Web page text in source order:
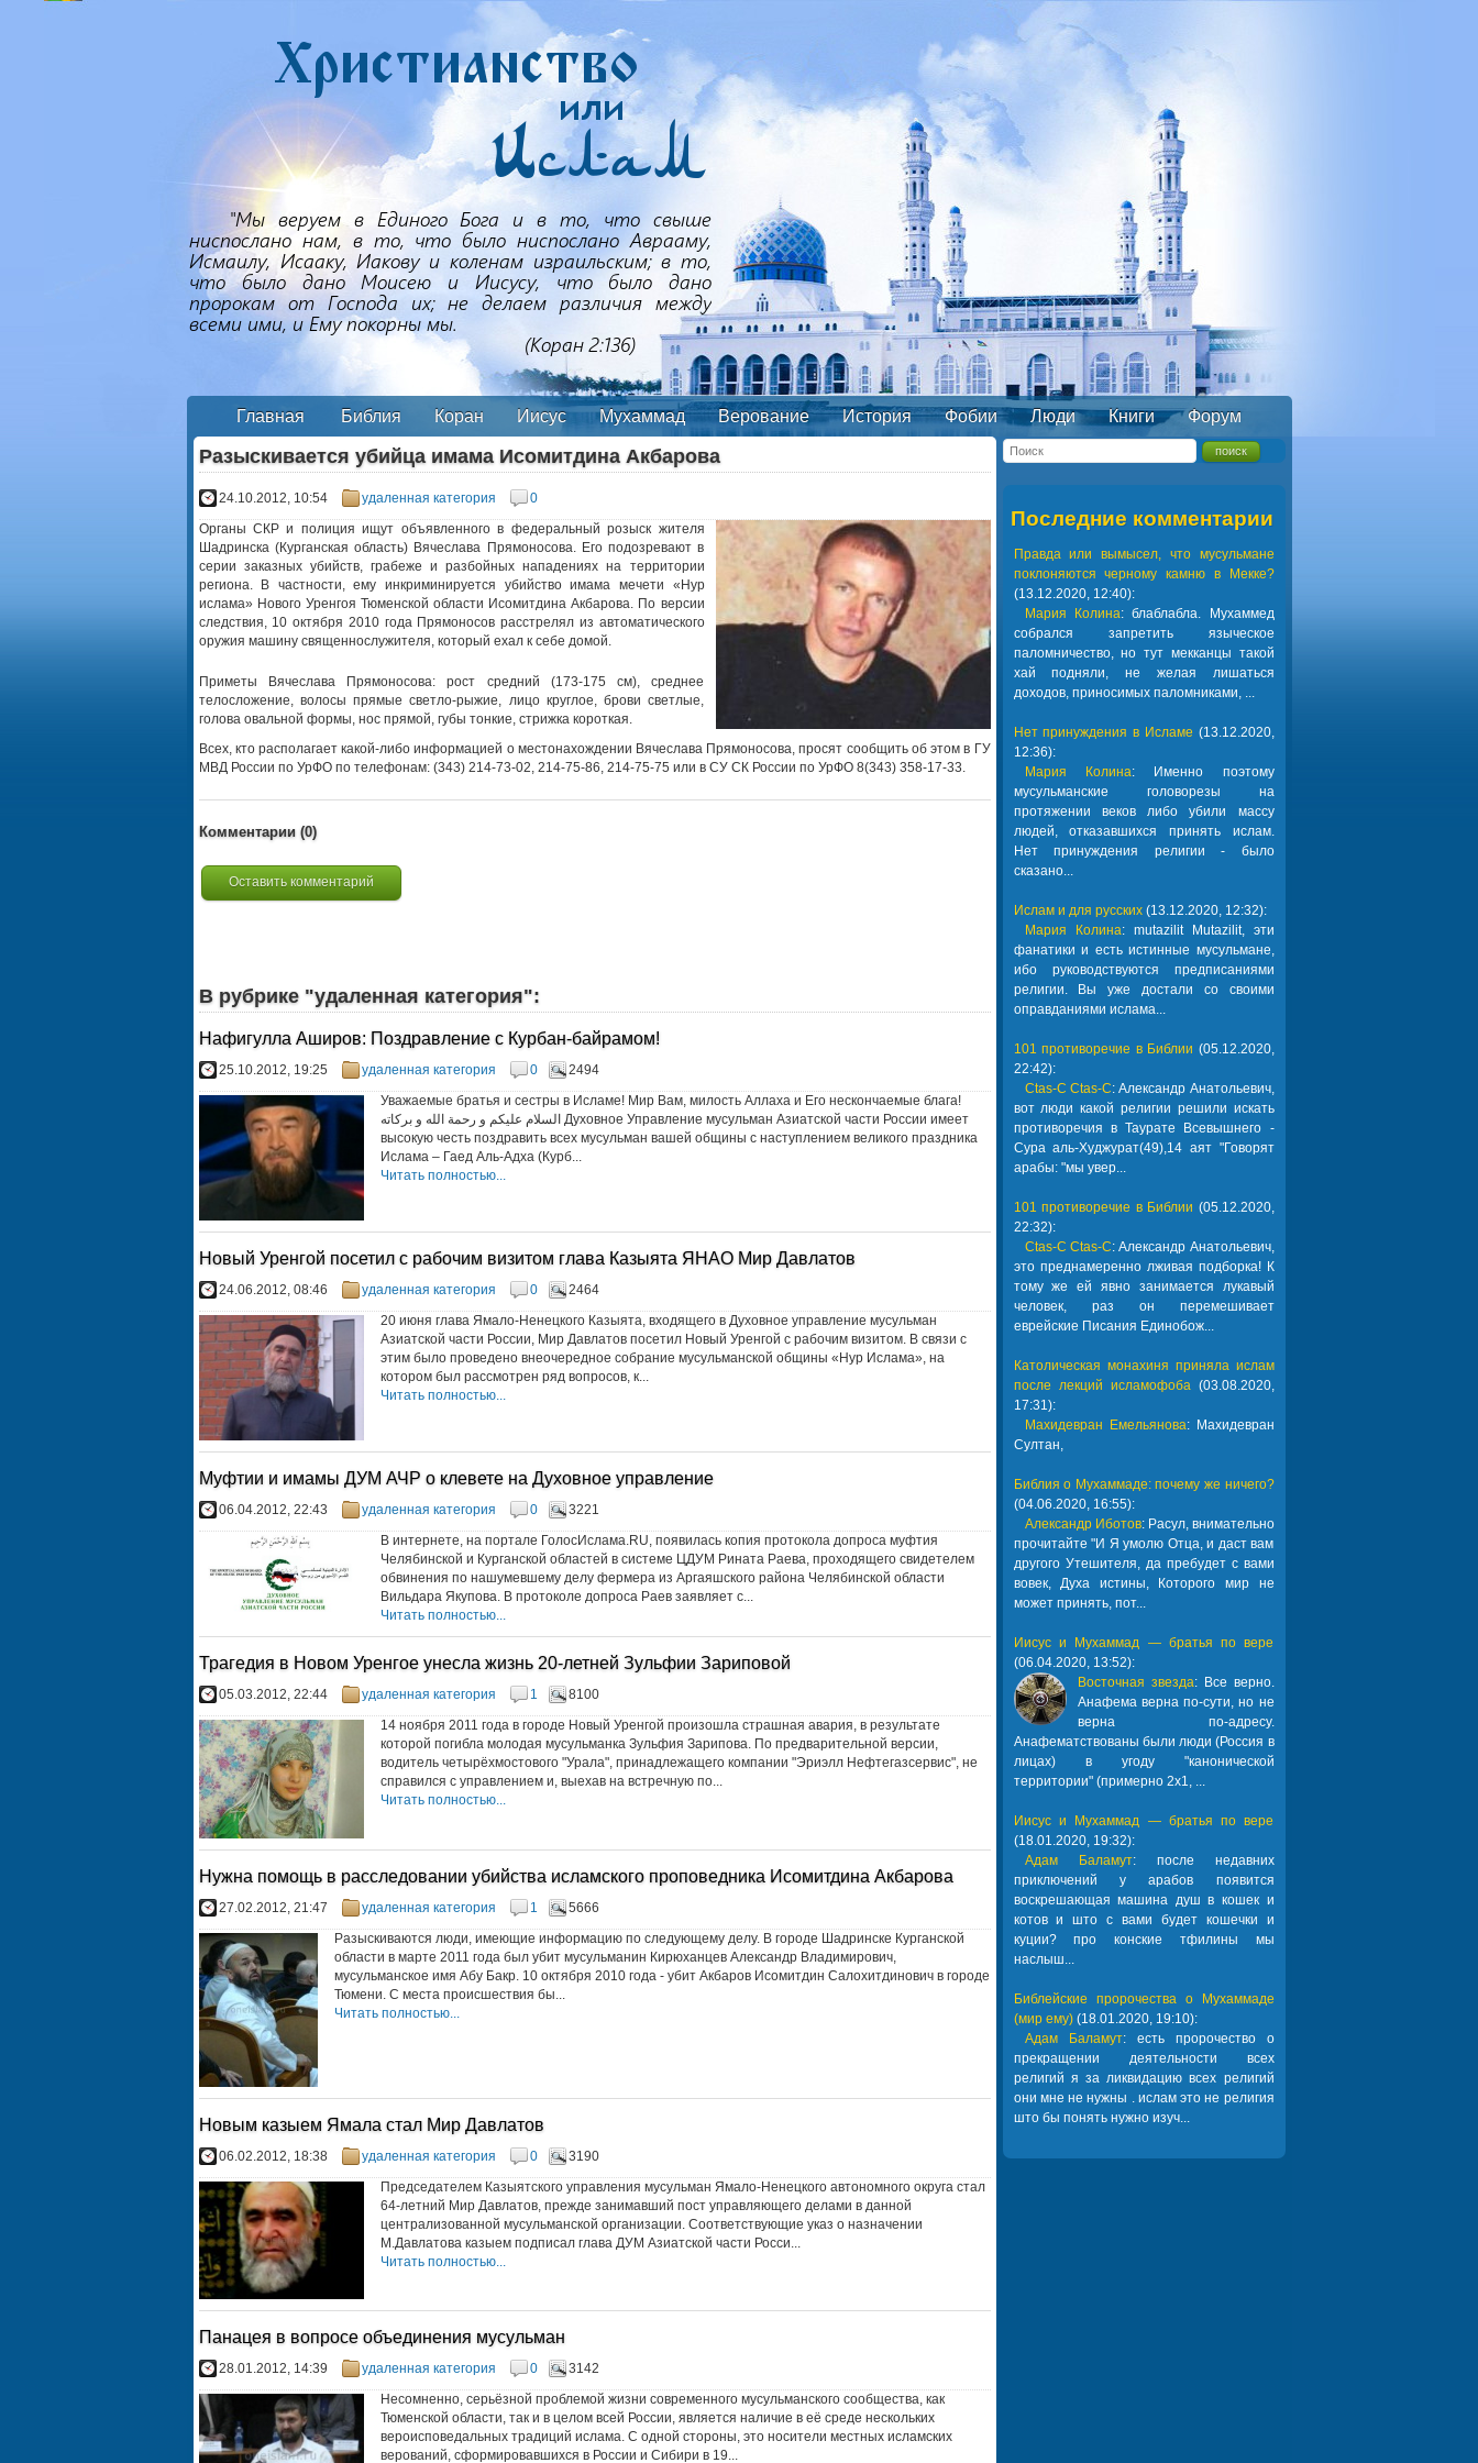
Главная Библия Коран Иисус Мухаммад Верование История Фобии Люди Книги Форум
Разыскивается убийца имама Исомитдина Акбарова
24.10.2012, 10:54 удаленная категория
0
Органы СКР и полиция ищут объявленного в федеральный розыск жителя
Шадринска (Курганская область) Вячеслава Прямоносова. Его подозревают в
серии заказных убийств, грабеже и разбойных нападениях на территории
региона. В частности, ему инкриминируется убийство имама мечети «Нур
ислама» Нового Уренгоя Тюменской области Исомитдина Акбарова. По версии
следствия, 10 октября 2010 года Прямоносов расстрелял из автоматического
оружия машину священнослужителя, который ехал к себе домой.
Приметы Вячеслава Прямоносова: рост средний (173-175 см), среднее
телосложение, волосы прямые светло-рыжие, лицо круглое, брови светлые,
голова овальной формы, нос прямой, губы тонкие, стрижка короткая.
Всех, кто располагает какой-либо информацией о местонахождении Вячеслава Прямоносова, просят сообщить об этом в ГУ
МВД России по УрФО по телефонам: (343) 214-73-02, 214-75-86, 214-75-75 или в СУ СК России по УрФО 8(343) 358-17-33.
Комментарии (0)
Оставить комментарий
В рубрике "удаленная категория":
Нафигулла Аширов: Поздравление с Курбан-байрамом!
25.10.2012, 19:25 удаленная категория 0
2494
Уважаемые братья и сестры в Исламе! Мир Вам, милость Аллаха и Его нескончаемые блага!
السلام عليكم و رحمة الله و بركاته Духовное Управление мусульман Азиатской части России имеет
высокую честь поздравить всех мусульман вашей общины с наступлением великого праздника
Ислама – Гаед Аль-Адха (Курб...
Читать полностью...
Новый Уренгой посетил с рабочим визитом глава Казыята ЯНАО Мир Давлатов
24.06.2012, 08:46 удаленная категория 0
2464
20 июня глава Ямало-Ненецкого Казыята, входящего в Духовное управление мусульман
Азиатской части России, Мир Давлатов посетил Новый Уренгой с рабочим визитом. В связи с
этим было проведено внеочередное собрание мусульманской общины «Нур Ислама», на
котором был рассмотрен ряд вопросов, к...
Читать полностью...
Муфтии и имамы ДУМ АЧР о клевете на Духовное управление
06.04.2012, 22:43 удаленная категория 0
3221
В интернете, на портале ГолосИслама.RU, появилась копия протокола допроса муфтия
Челябинской и Курганской областей в системе ЦДУМ Рината Раева, проходящего свидетелем
обвинения по нашумевшему делу фермера из Аргаяшского района Челябинской области
Вильдара Якупова. В протоколе допроса Раев заявляет с...
Читать полностью...
Трагедия в Новом Уренгое унесла жизнь 20-летней Зульфии Зариповой
05.03.2012, 22:44 удаленная категория 1
8100
14 ноября 2011 года в городе Новый Уренгой произошла страшная авария, в результате
которой погибла молодая мусульманка Зульфия Зарипова. По предварительной версии,
водитель четырёхмостового "Урала", принадлежащего компании "Эриэлл Нефтегазсервис", не
справился с управлением и, выехав на встречную по...
Читать полностью...
Нужна помощь в расследовании убийства исламского проповедника Исомитдина Акбарова
27.02.2012, 21:47 удаленная категория 1
5666
Разыскиваются люди, имеющие информацию по следующему делу. В городе Шадринске Курганской
области в марте 2011 года был убит мусульманин Кирюханцев Александр Владимирович,
мусульманское имя Абу Бакр. 10 октября 2010 года - убит Акбаров Исомитдин Салохитдинович в городе
Тюмени. С места происшествия бы...
Читать полностью...
Новым казыем Ямала стал Мир Давлатов
06.02.2012, 18:38 удаленная категория 0
3190
Председателем Казыятского управления мусульман Ямало-Ненецкого автономного округа стал
64-летний Мир Давлатов, прежде занимавший пост управляющего делами в данной
централизованной мусульманской организации. Соответствующие указ о назначении
М.Давлатова казыем подписал глава ДУМ Азиатской части Росси...
Читать полностью...
Панацея в вопросе объединения мусульман
28.01.2012, 14:39 удаленная категория 0
3142
Несомненно, серьёзной проблемой жизни современного мусульманского сообщества, как
Тюменской области, так и в целом всей России, является наличие в её среде нескольких
вероисповедальных традиций ислама. С одной стороны, это носители местных исламских
верований, сформировавшихся в России и Сибири в 19...
Последние комментарии
Правда или вымысел, что мусульмане
поклоняются черному камню в Мекке?
(13.12.2020, 12:40):
Мария Колина: блаблабла. Мухаммед
собрался запретить языческое
паломничество, но тут мекканцы такой
хай подняли, не желая лишаться
доходов, приносимых паломниками, ...
Нет принуждения в Исламе (13.12.2020,
12:36):
Мария Колина: Именно поэтому
мусульманские головорезы на
протяжении веков либо убили массу
людей, отказавшихся принять ислам.
Нет принуждения религии - было
сказано...
Ислам и для русских(13.12.2020, 12:32):
Мария Колина: mutazilit Mutazilit, эти
фанатики и есть истинные мусульмане,
ибо руководствуются предписаниями
религии. Вы уже достали со своими
оправданиями ислама...
101 противоречие в Библии (05.12.2020,
22:42):
Ctas-C Ctas-C: Александр Анатольевич,
вот люди какой религии решили искать
противоречия в Таурате Всевышнего -
Сура аль-Худжурат(49),14 аят "Говорят
арабы: "мы увер...
101 противоречие в Библии (05.12.2020,
22:32):
Ctas-C Ctas-C: Александр Анатольевич,
это преднамеренно лживая подборка! К
тому же ей явно занимается лукавый
человек, раз он перемешивает
еврейские Писания Единобож...
Католическая монахиня приняла ислам
после лекций исламофоба(03.08.2020,
17:31):
Махидевран Емельянова: Махидевран
Султан,
Библия о Мухаммаде: почему же ничего?
(04.06.2020, 16:55):
Александр Иботов: Расул, внимательно
прочитайте "И Я умолю Отца, и даст вам
другого Утешителя, да пребудет с вами
вовек, Духа истины, Которого мир не
может принять, пот...
Иисус и Мухаммад — братья по вере
(06.04.2020, 13:52):
Восточная звезда: Все верно.
Анафема верна по-сути, но не
верна по-адресу.
Анафематствованы были люди (Россия в
лицах) в угоду "канонической
территории" (примерно 2х1, ...
Иисус и Мухаммад — братья по вере
(18.01.2020, 19:32):
Адам Баламут: после недавних
приключений у арабов появится
воскрешающая машина душ в кошек и
котов и што с вами будет кошечки и
куции? про конские тфилины мы
наслыш...
Библейские пророчества о Мухаммаде
(мир ему)(18.01.2020, 19:10):
Адам Баламут: есть пророчество о
прекращении деятельности всех
религий я за ликвидацию всех религий
они мне не нужны . ислам это не религия
што бы понять нужно изуч...